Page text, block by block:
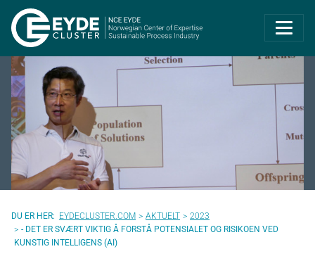
Eyde-Cluster |
EYDECLUSTER.COM AKTUELT
2023
- DET ER SVÆRT VIKTIG Å FORSTÅ POTENSIALET OG RISIKOEN VED
KUNSTIG INTELLIGENS (AI)